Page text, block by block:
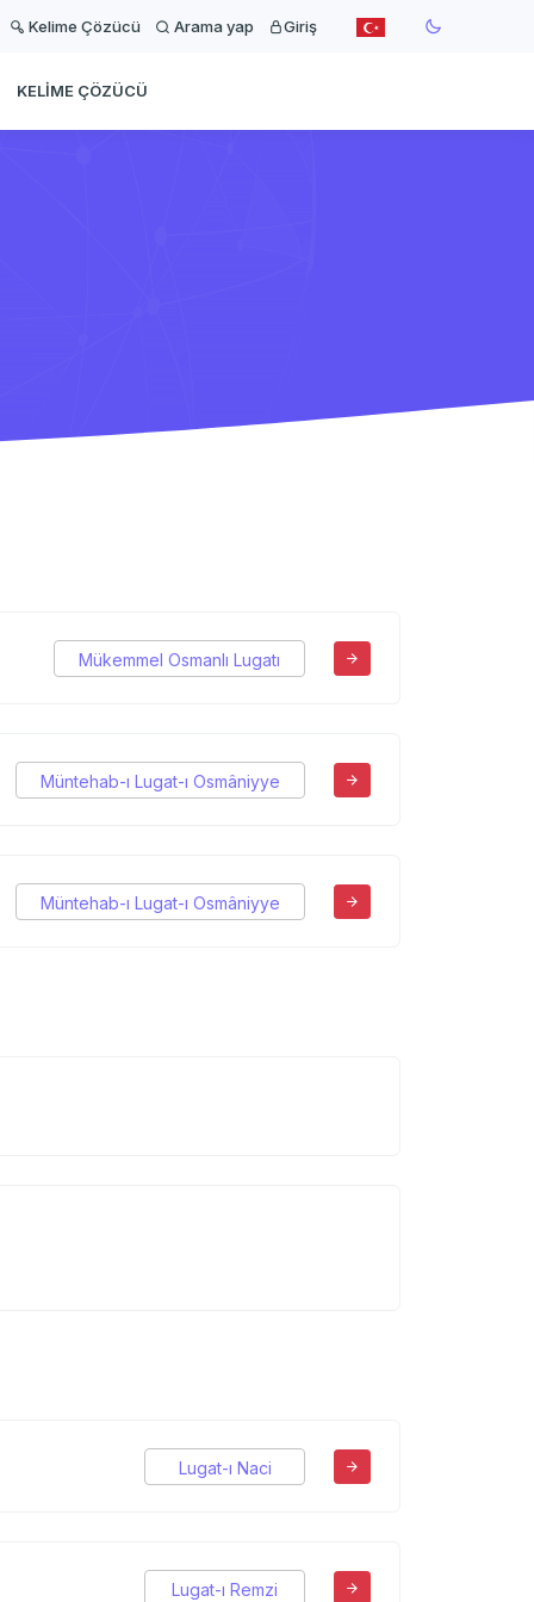
Kelime Çözücü Arama yap Giriş
KELIME ÇÖZÜCÜ
Mükemmel Osmanlı Lugatı
Müntehab-ı Lugat-ı Osmâniyye
Müntehab-ı Lugat-ı Osmâniyye
Lugat-ı Naci
Lugat-ı Remzi